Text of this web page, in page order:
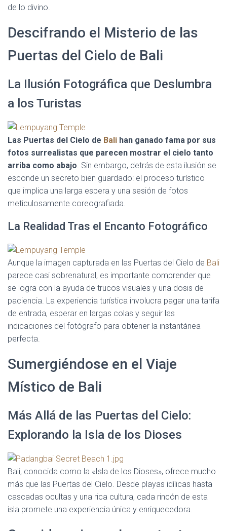
de lo divino.
Descifrando el Misterio de las
Puertas del Cielo de Bali
La Ilusión Fotográfica que Deslumbra
a los Turistas
Las Puertas del Cielo de Bali han ganado fama por sus
fotos surrealistas que parecen mostrar el cielo tanto
arriba como abajo. Sin embargo, detrás de esta ilusión se
esconde un secreto bien guardado: el proceso turístico
que implica una larga espera y una sesión de fotos
meticulosamente coreografiada.
La Realidad Tras el Encanto Fotográfico
Aunque la imagen capturada en las Puertas del Cielo de Bali
parece casi sobrenatural, es importante comprender que
se logra con la ayuda de trucos visuales y una dosis de
paciencia. La experiencia turística involucra pagar una tarifa
de entrada, esperar en largas colas y seguir las
indicaciones del fotógrafo para obtener la instantánea
perfecta.
Sumergiéndose en el Viaje
Místico de Bali
Más Allá de las Puertas del Cielo:
Explorando la Isla de los Dioses
Bali, conocida como la «Isla de los Dioses», ofrece mucho
más que las Puertas del Cielo. Desde playas idílicas hasta
cascadas ocultas y una rica cultura, cada rincón de esta
isla promete una experiencia única y enriquecedora.